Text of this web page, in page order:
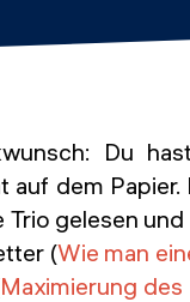
Du
auf dem
Trio gelesen
(Wie man
Maximierung